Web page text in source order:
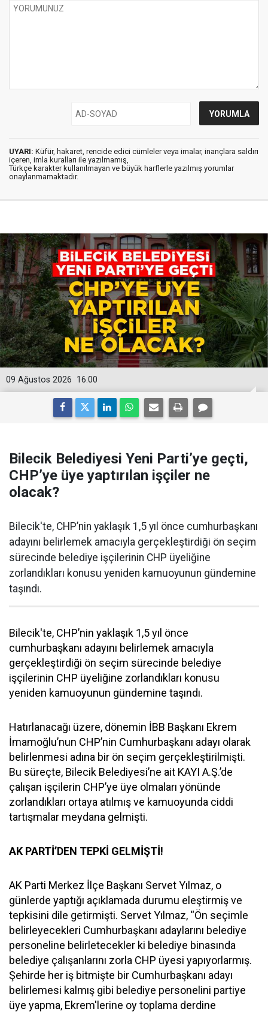
UYARI: Küfür, hakaret, rencide edici cümleler veya imalar, inançlara saldırı
içeren, imla kuralları ile yazılmamış,
Türkçe karakter kullanılmayan ve büyük harflerle yazılmış yorumlar
onaylanmamaktadır.
16:00
09 Ağustos 2026
Bilecik Belediyesi Yeni Parti’ye geçti,
CHP’ye üye yaptırılan işçiler ne
olacak?
Bilecik'te, CHP’nin yaklaşık 1,5 yıl önce cumhurbaşkanı
adayını belirlemek amacıyla gerçekleştirdiği ön seçim
sürecinde belediye işçilerinin CHP üyeliğine
zorlandıkları konusu yeniden kamuoyunun gündemine
taşındı.
Bilecik'te, CHP’nin yaklaşık 1,5 yıl önce
cumhurbaşkanı adayını belirlemek amacıyla
gerçekleştirdiği ön seçim sürecinde belediye
işçilerinin CHP üyeliğine zorlandıkları konusu
yeniden kamuoyunun gündemine taşındı.
Hatırlanacağı üzere, dönemin İBB Başkanı Ekrem
İmamoğlu’nun CHP’nin Cumhurbaşkanı adayı olarak
belirlenmesi adına bir ön seçim gerçekleştirilmişti.
Bu süreçte, Bilecik Belediyesi’ne ait KAYI A.Ş.’de
çalışan işçilerin CHP’ye üye olmaları yönünde
zorlandıkları ortaya atılmış ve kamuoyunda ciddi
tartışmalar meydana gelmişti.
AK PARTİ’DEN TEPKİ GELMİŞTİ!
AK Parti Merkez İlçe Başkanı Servet Yılmaz, o
günlerde yaptığı açıklamada durumu eleştirmiş ve
tepkisini dile getirmişti. Servet Yılmaz, “Ön seçimle
belirleyecekleri Cumhurbaşkanı adaylarını belediye
personeline belirletecekler ki belediye binasında
belediye çalışanlarını zorla CHP üyesi yapıyorlarmış.
Şehirde her iş bitmişte bir Cumhurbaşkanı adayı
belirlemesi kalmış gibi belediye personelini partiye
üye yapma, Ekrem'lerine oy toplama derdine